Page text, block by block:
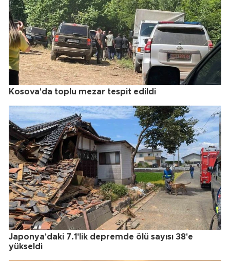
Kosova'da toplu mezar tespit edildi
Japonya'daki 7.1'lik depremde ölü sayısı 38'e
yükseldi